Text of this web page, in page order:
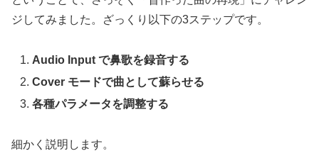
ジしてみました。ざっくり以下の3ステップです。
Audio Input で鼻歌を録音する
Cover モードで曲として蘇らせる
各種パラメータを調整する
細かく説明します。